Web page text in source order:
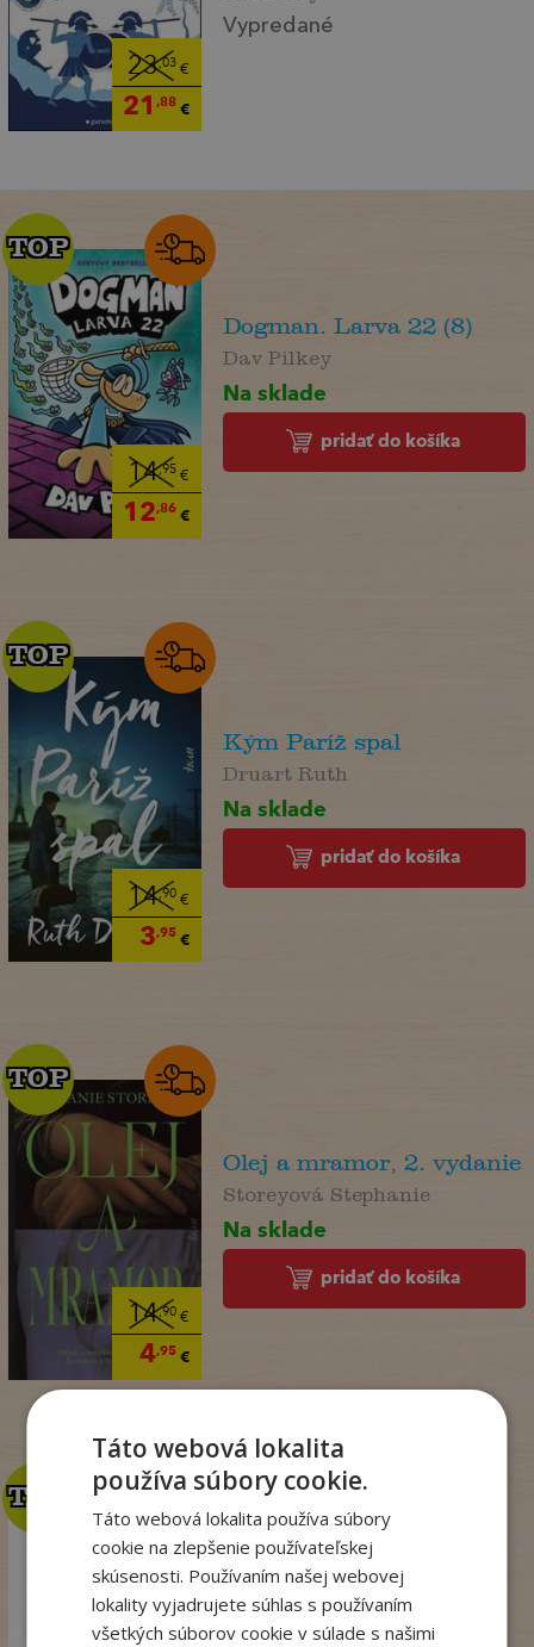
23,03€
21 ,88€
Vypredané
14,95€
12,86€
TOP
TOP
Dogman. Larva 22 (8)
Dav Pilkey
Na sklade
pridať do košíka
14,90€
3,95€
TOP
TOP
Kým Paríž spal
Druart Ruth
Na sklade
pridať do košíka
14,90€
4,95€
TOP
TOP
Olej a mramor, 2. vydanie
Storeyová Stephanie
Na sklade
pridať do košíka
TOP
TOP
Talianske tajomstvo
lásky
Winterová Lea
Na sklade
Táto webová lokalita
používa súbory cookie.
Táto webová lokalita používa súbory
cookie na zlepšenie používateľskej
skúsenosti. Používaním našej webovej
lokality vyjadrujete súhlas s používaním
všetkých súborov cookie v súlade s našimi